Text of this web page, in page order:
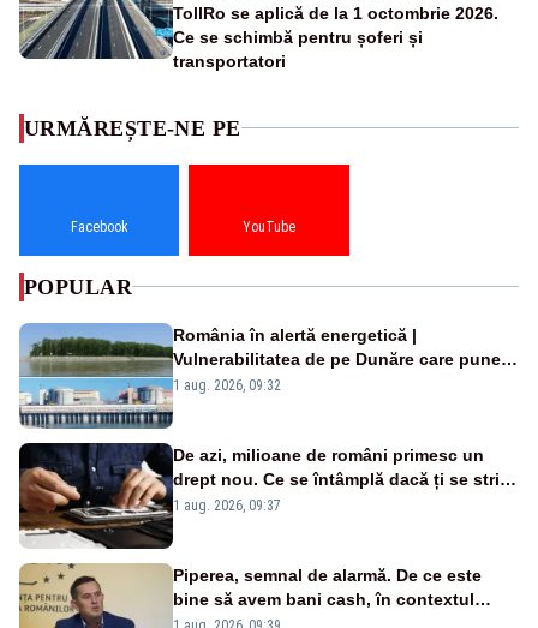
TollRo se aplică de la 1 octombrie 2026.
Ce se schimbă pentru șoferi și
transportatori
URMĂREȘTE-NE PE
Facebook YouTube
POPULAR
România în alertă energetică |
Vulnerabilitatea de pe Dunăre care pune
în pericol Centrala Cernavodă era
1 aug. 2026, 09:32
De azi, milioane de români primesc un
drept nou. Ce se întâmplă dacă ți se strică
un produs
1 aug. 2026, 09:37
Piperea, semnal de alarmă. De ce este
bine să avem bani cash, în contextul
alertei energetice?